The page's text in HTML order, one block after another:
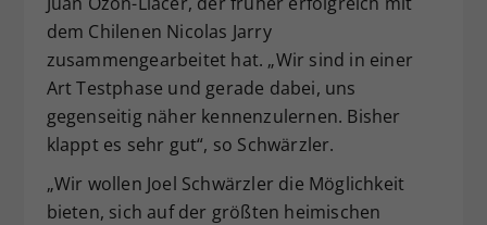
dem Chilenen Nicolas Jarry
zusammengearbeitet hat. „Wir sind in einer
Art Testphase und gerade dabei, uns
gegenseitig näher kennenzulernen. Bisher
klappt es sehr gut“, so Schwärzler.
„Wir wollen Joel Schwärzler die Möglichkeit
bieten, sich auf der größten heimischen